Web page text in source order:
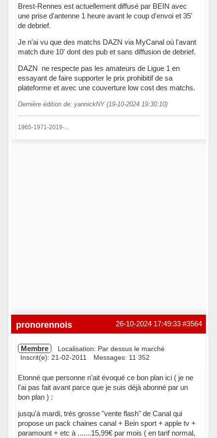
Brest-Rennes est actuellement diffusé par BEIN avec
une prise d'antenne 1 heure avant le coup d'envoi et 35'
de debrief.
Je n'ai vu que des matchs DAZN via MyCanal où l'avant
match dure 10' dont des pub et sans diffusion de debrief.
DAZN ne respecte pas les amateurs de Ligue 1 en
essayant de faire supporter le prix prohibitif de sa
plateforme et avec une couverture low cost des matchs.
Dernière édition de: yannickNY (19-10-2024 19:30:10)
1965-1971-2019-...
#3564
26-10-2024 17:49:33
pronorennois
Membre
Localisation: Par dessus le marché
Inscrit(e): 21-02-2011
Messages: 11 352
Etonné que personne n'ait évoqué ce bon plan ici ( je ne
l'ai pas fait avant parce que je suis déjà abonné par un
bon plan ) :
jusqu'à mardi, très grosse "vente flash" de Canal qui
propose un pack chaines canal + Bein sport + apple tv +
paramount + etc à .......15,99€ par mois ( en tarif normal,